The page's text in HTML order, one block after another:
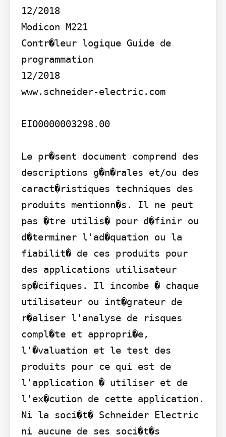
12/2018
Modicon M221
Contr�leur logique Guide de
programmation
12/2018
www.schneider-electric.com
EIO0000003298.00
Le pr�sent document comprend des
descriptions g�n�rales et/ou des
caract�ristiques techniques des
produits mentionn�s. Il ne peut
pas �tre utilis� pour d�finir ou
d�terminer l'ad�quation ou la
fiabilit� de ces produits pour
des applications utilisateur
sp�cifiques. Il incombe � chaque
utilisateur ou int�grateur de
r�aliser l'analyse de risques
compl�te et appropri�e,
l'�valuation et le test des
produits pour ce qui est de
l'application � utiliser et de
l'ex�cution de cette application.
Ni la soci�t� Schneider Electric
ni aucune de ses soci�t�s